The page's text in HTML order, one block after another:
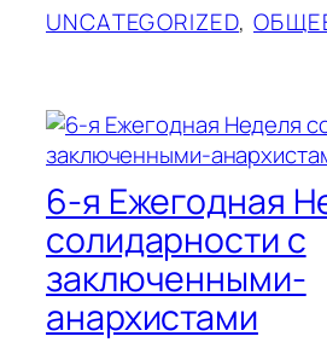
UNCATEGORIZED,
6-я Ежегодная
солидарности с
заключенными-
анархистами